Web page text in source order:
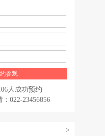
人成功预约
022-23456856
>